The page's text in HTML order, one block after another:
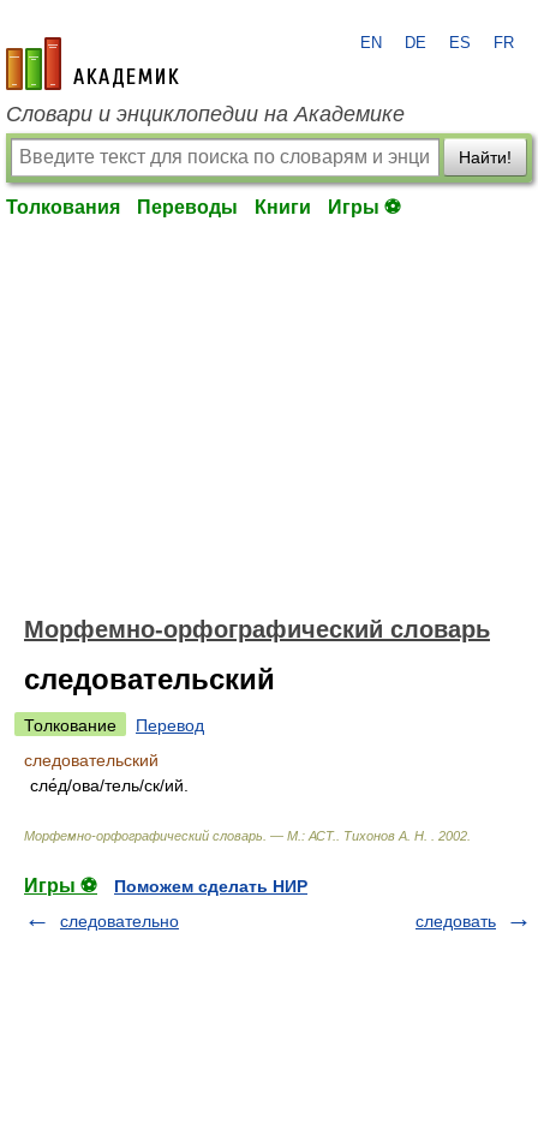
academic.ru
EN DE ES FR
Словари и энциклопедии на Академике
Найти!
Толкования Переводы Книги Игры ⚽
Морфемно-орфографический словарь
следовательский
Толкование
Перевод
следовательский
сле́д/ова/тель/ск/ий.
Морфемно-орфографический словарь. — М.: АСТ. Тихонов А. Н. 2002
Игры ⚽
Поможем сделать НИР
следовательно
следовать